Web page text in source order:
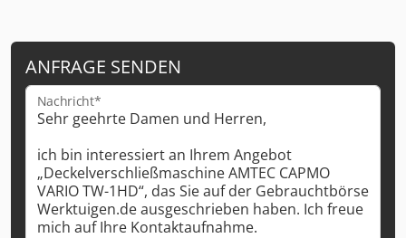
ANFRAGE SENDEN
Nachricht*